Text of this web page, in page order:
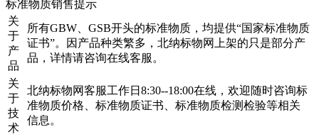
标准物质销售提示
关
于
产
品
所有GBW、GSB开头的标准物质，均提供“国家标准物质
证书”。因产品种类繁多，北纳标物网上架的只是部分产
品，详情请咨询在线客服。
关
于
技
术
北纳标物网客服工作日8:30--18:00在线，欢迎随时咨询标
准物质价格、标准物质证书、标准物质检测检验等相关
信息。